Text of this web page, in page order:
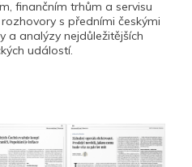
finančním trhům a servisu
s předními českými
a analýzy nejdůležitějších
událostí.